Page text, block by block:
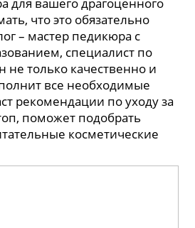
что это обязательно
– мастер педикюра с
специалист по
не только качественно и
все необходимые
рекомендации по уходу за
поможет подобрать
косметические